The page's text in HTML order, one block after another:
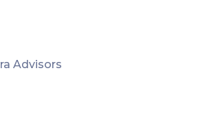
Advisors